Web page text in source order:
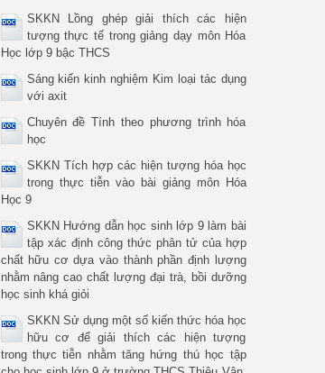
SKKN Lồng ghép giải thích các hiện
tượng thực tế trong giảng dạy môn Hóa
Học lớp 9 bậc THCS
Sáng kiến kinh nghiệm Kim loại tác dụng
với axit
Chuyên đề Tính theo phương trình hóa
học
SKKN Tích hợp các hiện tượng hóa học
trong thực tiễn vào bài giảng môn Hóa
Học 9
SKKN Hướng dẫn học sinh lớp 9 làm bài
tập xác định công thức phân tử của hợp
chất hữu cơ dựa vào thành phần định lượng
nhằm nâng cao chất lượng đại trà, bồi dưỡng
học sinh khá giỏi
SKKN Sử dụng một số kiến thức hóa học
hữu cơ để giải thích các hiện tượng
trong thực tiễn nhằm tăng hứng thú học tập